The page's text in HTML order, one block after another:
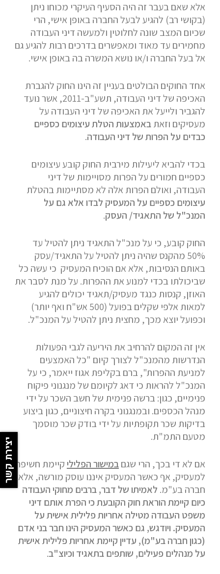
אלא שאם בעבר זה היה הסעיף העיקרי מכוחו ניתן
(בקושי רב) להגיע לבעל החברה באופן אישי, הרי
שכיום המצב שונה לחלוטין ולמעשה דיני העבודה
מחמירים עד מאוד ומאפשרים בדרכים רבות להגיע גם
אל בעל החברה ו/או נושא המשרה בה באופן אישי.
אחד החוקים הבולטים בעניין זה הינו החוק להגברת
האכיפה של דיני העבודה, תשע"ב-2011, אשר נועד
להגביר ולייעל את האכיפה של דיני העבודה על
מעסיקים וזאתבאמצעות הטלת עיצומים כספיים
כבדים על הפרות של דיני העבודה.
בכדי להביא ליעילות מירבית החוק קובע עיצומים
כספיים חמורים על הפרות מסויימות של דיני
העבודה, ואולם הפרות אלה לא מסתיימות בהטלת
עיצומים כספיים על המעסיק לבדו אלא גם על
המנכ"ל של התאגיד/ העסק.
החוק קובע, כי על מנכ"ל התאגיד ניתן להטיל עד
50% מהקנס שהיה ניתן להטיל על התאגיד/עסק
באותם הנסיבות, אלא אם הוכיח המעסיק כי עשה כל
שביכולתו בכדי למנוע את ההפרות. על מנת לסבר את
האוזן, קנסות כנגד מעסיק/תאגיד יכולים להגיע
למאות אלפי שקלים בפועל (500 אש"ח ואף יותר)
וכפועל יוצא מכך, מחצית ניתן להטיל על המנכ"ל.
אין זה המקום להרחיב את היריעה לגבי הפעולות
הנדרשות מהמנכ"ל לצורך קיום "כל האמצעים
למניעת ההפרות", ברם בקליפת אגוז ייאמר, כי על
המנכ"ל להראות כי דאג לקיומם של מנגנוני פיקוח
פנימיים, כגון: ברשה פנימית של חשב השכר על ידי
מנהל הכספים. ובמנגנוני בקרה חיצוניים, כגון ביצוע
בדיקות שכר תקופתיות על ידי בודק שכר מוסמך
מטעם התמ"ת.
אם לא די בכך, הרי שגםבמישור הפליליקיימת חשיפה
למעסיק, אף כאשר המעסיק איננו עוסק מורשה, אלא
חברה בע"מ. לאמיתו של דבר, ברבים מחוקי העבודה
כיום קיימת הוראת חוק הקובעת כי הפרת אותם דיני
משפט העבודה מטילה אחריות פלילית אישית על
המעסיק. ויודגש, גם כאשר המעסיק הינו חבר בני אדם
(כגון חברה בע"מ), עדיין קיימת אחריות פלילית אישית
על מנהלים פעילים, שותפים בתאגיד וכיוצ"ב.
יצירת קשר